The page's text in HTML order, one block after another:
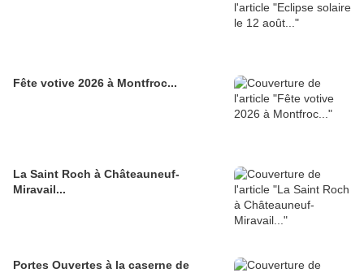
Fête votive 2026 à Montfroc...
La Saint Roch à Châteauneuf-
Miravail...
Portes Ouvertes à la caserne de